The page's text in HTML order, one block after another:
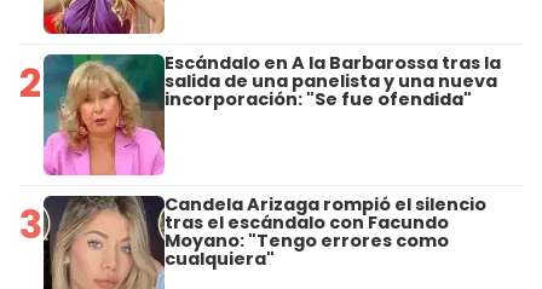
2 Escándalo en A la Barbarossa tras la
salida de una panelista y una nueva
incorporación: "Se fue ofendida"
3 Candela Arizaga rompió el silencio
tras el escándalo con Facundo
Moyano: "Tengo errores como
cualquiera"